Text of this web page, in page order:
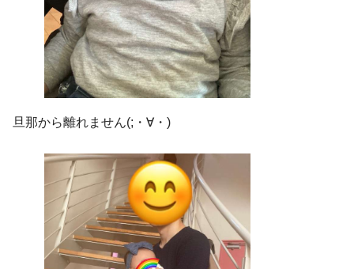
旦那から離れません(;・∀・)